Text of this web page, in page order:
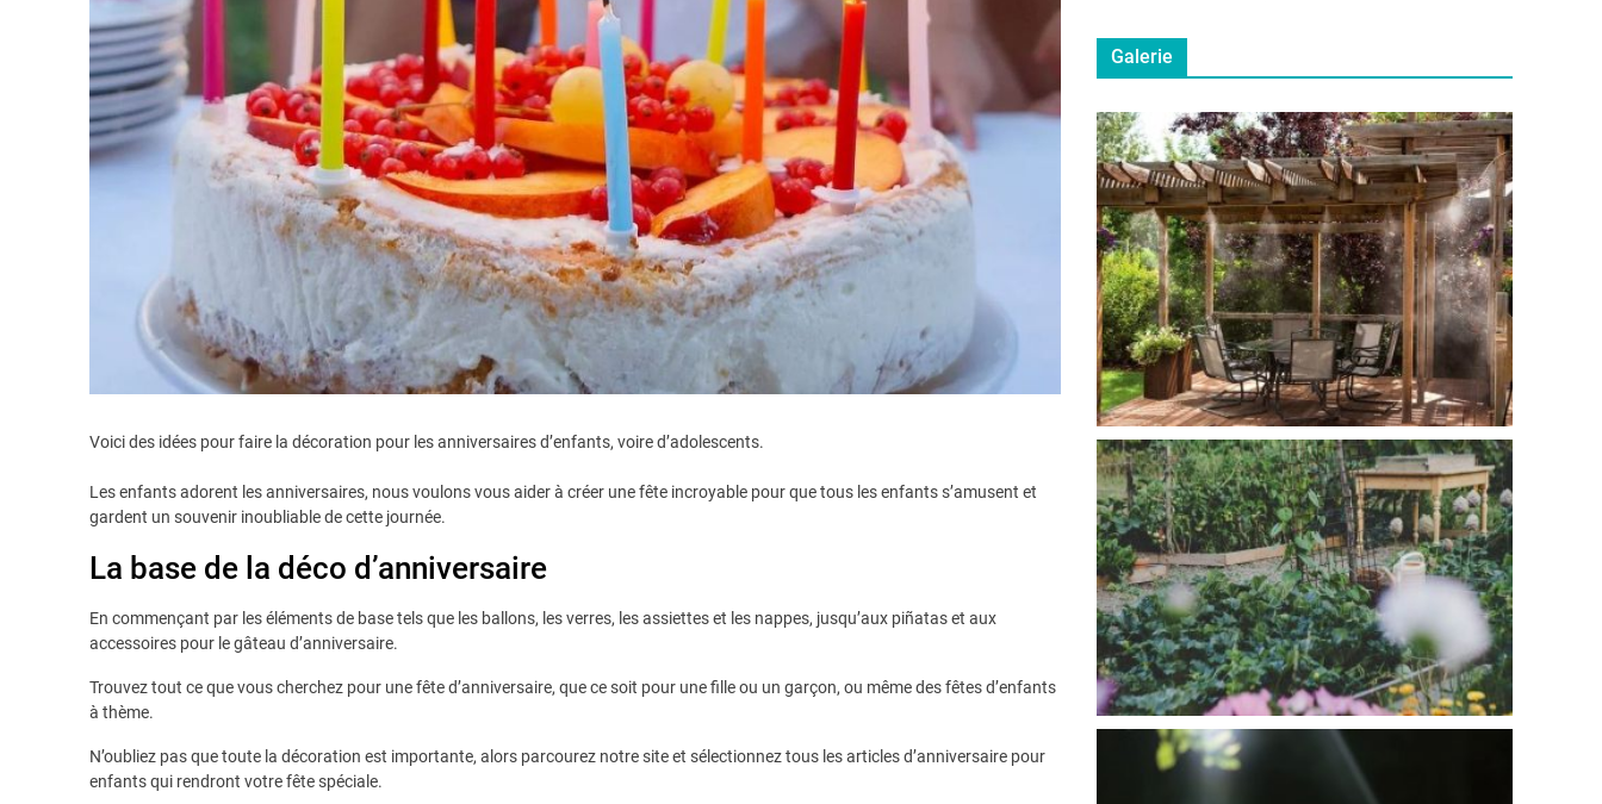
Voici des idées pour faire la décoration pour les anniversaires d’enfants, voire d’adolescents.
Les enfants adorent les anniversaires, nous voulons vous aider à créer une fête incroyable pour que tous les enfants s’amusent et
gardent un souvenir inoubliable de cette journée.
La base de la déco d’anniversaire
En commençant par les éléments de base tels que les ballons, les verres, les assiettes et les nappes, jusqu’aux piñatas et aux
accessoires pour le gâteau d’anniversaire.
Trouvez tout ce que vous cherchez pour une fête d’anniversaire, que ce soit pour une fille ou un garçon, ou même des fêtes d’enfants
à thème.
N’oubliez pas que toute la décoration est importante, alors parcourez notre site et sélectionnez tous les articles d’anniversaire pour
enfants qui rendront votre fête spéciale.
Galerie